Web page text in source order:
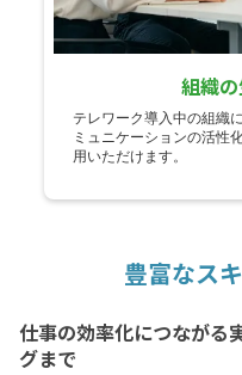
組織
テレワーク導入中の組織
ミュニケーションの活性
用いただけます。
豊富なス
仕事の効率化につながる
グまで